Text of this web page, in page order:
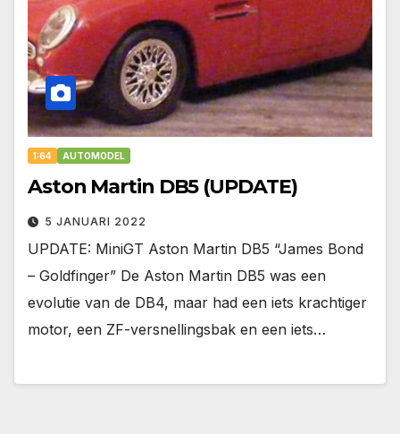
1:64 AUTOMODEL
Aston Martin DB5 (UPDATE)
5 JANUARI 2022
UPDATE: MiniGT Aston Martin DB5 “James Bond
– Goldfinger” De Aston Martin DB5 was een
evolutie van de DB4, maar had een iets krachtiger
motor, een ZF-versnellingsbak en een iets…